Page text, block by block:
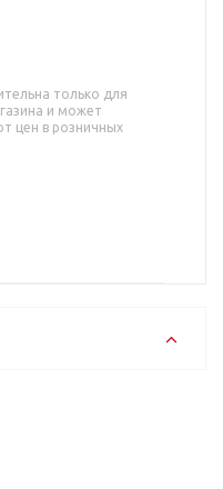
только для
и может
цен в розничных